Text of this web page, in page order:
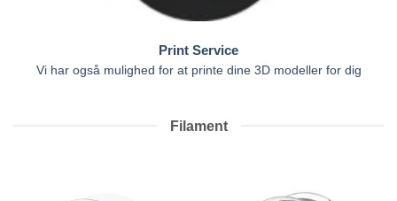
Print Service
Vi har også mulighed for at printe dine 3D modeller for dig
Filament